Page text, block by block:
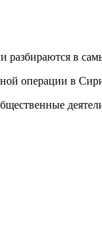
в
операции в